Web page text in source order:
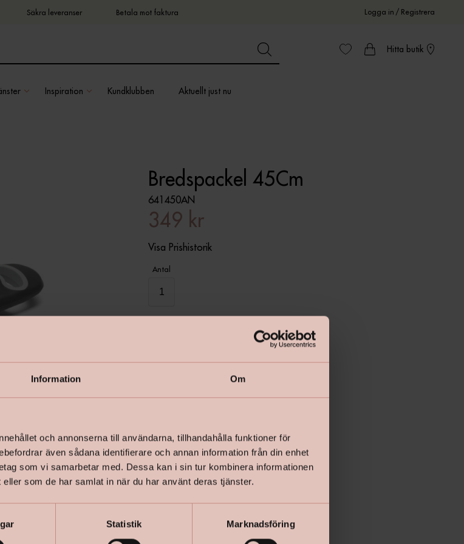
Information Om
och annonserna till användarna, tillhandahålla funktioner för
även sådana identifierare och annan information från din enhet
som vi samarbetar med. Dessa kan i sin tur kombinera informationen
som de har samlat in när du har använt deras tjänster.
Statistik Marknadsföring
Säkra leveranser Betala mot faktura Logga in / Registrera
Hitta butik
Inspiration Kundklubben Aktuellt just nu
Bredspackel 45Cm
641450AN
349 kr
Visa Prishistorik
Antal
Lägg i varukorgen